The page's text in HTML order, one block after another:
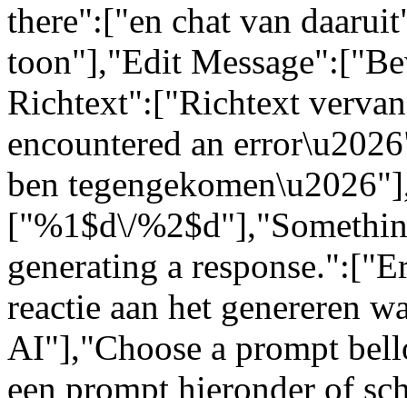
there":["en chat van
toon"],"Edit
Richtext":["Richtext
encountered an
ben
["%1$d\/
generating a
reactie aan het genereren
AI"],"Choose a prompt
een prompt hieronder of